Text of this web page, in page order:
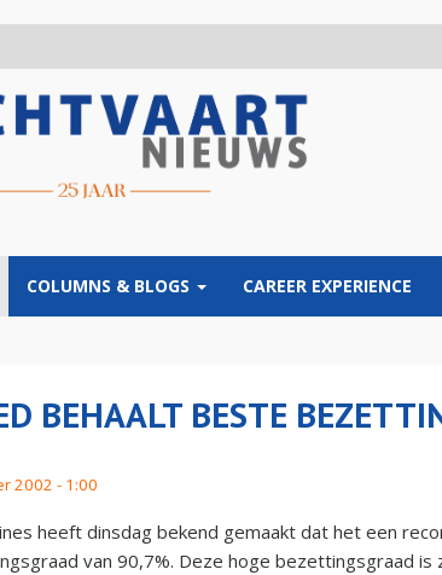
COLUMNS & BLOGS CAREER EXPERIENCE
BEHAALT BESTE
2002 - 1:00
heeft dinsdag bekend gemaakt dat het een
van 90,7%. Deze hoge bezettingsgraad